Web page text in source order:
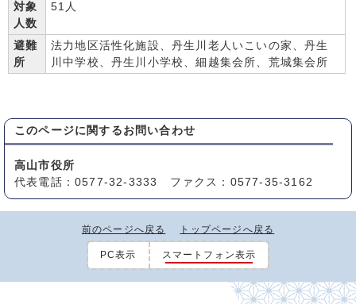
対象
人数
51人
避難
所
法力地区活性化施設、丹生川老人いこいの家、丹生
川中学校、丹生川小学校、細越集会所、荒城集会所
このページに関する お問い合わせ
高山市役所
代表電話：0577-32-3333 ファクス：0577-35-3162
前のページへ戻る トップページへ戻る
PC表示 スマートフォン表示